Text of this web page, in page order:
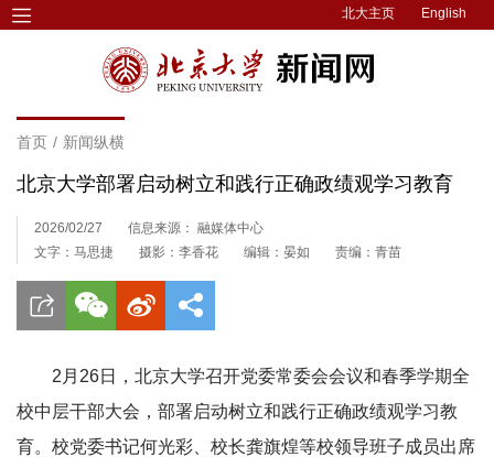
北大主页 English
首页 / 新闻纵横
北京大学部署启动树立和践行正确政绩观学习教育
2026/02/27
信息来源： 融媒体中心
文字：马思捷
摄影：李香花 编辑：晏如 责编：青苗
2月26日，北京大学召开党委常委会会议和春季学期全
校中层干部大会，部署启动树立和践行正确政绩观学习教
育。校党委书记何光彩、校长龚旗煌等校领导班子成员出席